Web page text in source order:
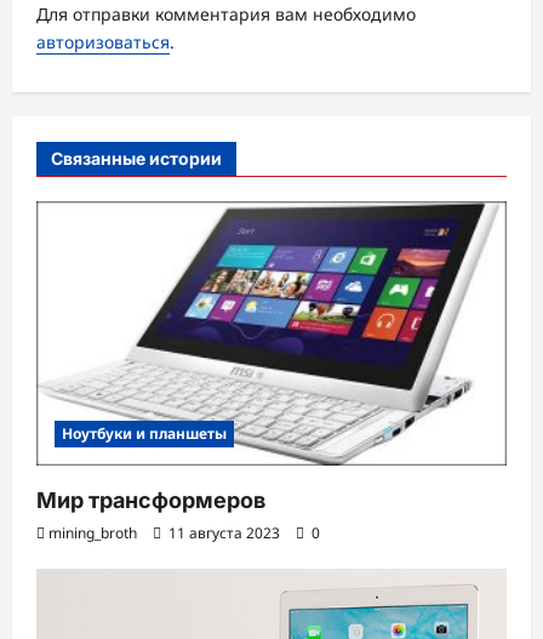
з
и
с
Для отправки комментария вам необходимо
авторизоваться.
Связанные истории
Ноутбуки и планшеты
Мир трансформеров
mining_broth 11 августа 2023 0